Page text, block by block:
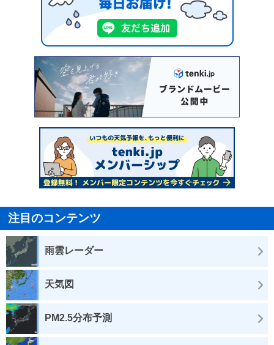
注目のコンテンツ
雨雲レーダー
天気図
PM2.5分布予測